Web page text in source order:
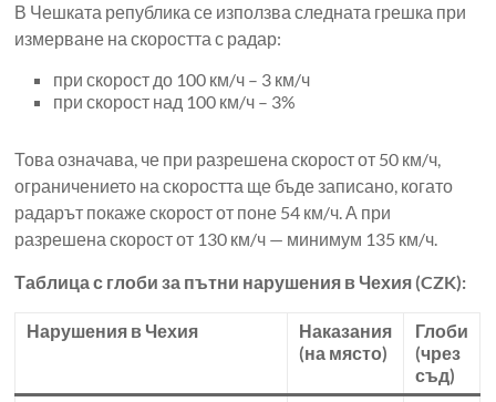
В Чешката република се използва следната грешка при
измерване на скоростта с радар:
при скорост до 100 км/ч – 3 км/ч
при скорост над 100 км/ч – 3%
Това означава, че при разрешена скорост от 50 км/ч,
ограничението на скоростта ще бъде записано, когато
радарът покаже скорост от поне 54 км/ч. А при
разрешена скорост от 130 км/ч — минимум 135 км/ч.
Таблица с глоби за пътни нарушения в Чехия (CZK):
Нарушения в Чехия
Наказания
(на място)
Глоби
(чрез
съд)